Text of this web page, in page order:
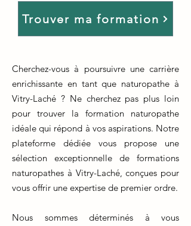
Trouver ma formation
Cherchez-vous à poursuivre une carrière
enrichissante en tant que naturopathe à
Vitry-Laché ? Ne cherchez pas plus loin
pour trouver la formation naturopathe
idéale qui répond à vos aspirations. Notre
plateforme dédiée vous propose une
sélection exceptionnelle de formations
naturopathes à Vitry-Laché, conçues pour
vous offrir une expertise de premier ordre.
Nous sommes déterminés à vous